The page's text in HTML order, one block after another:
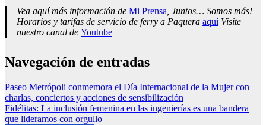
Vea aquí más información de Mi Prensa, Juntos… Somos más! –
Horarios y tarifas de servicio de ferry a Paquera aquíVisite
nuestro canal de Youtube
Navegación de entradas
Paseo Metrópoli conmemora el Día Internacional de la Mujer con
charlas, conciertos y acciones de sensibilización
Fidélitas: La inclusión femenina en las ingenierías es una bandera
que lideramos con orgullo